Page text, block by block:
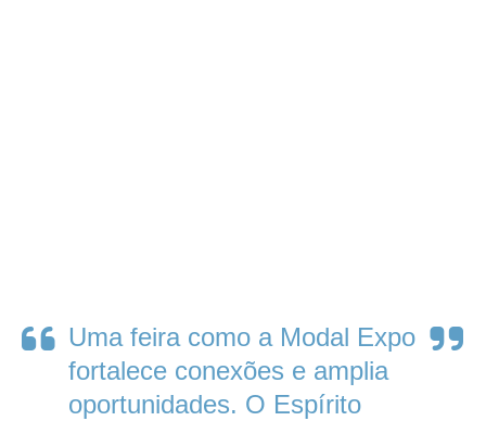
Uma feira como a Modal Expo
fortalece conexões e amplia
oportunidades. O Espírito